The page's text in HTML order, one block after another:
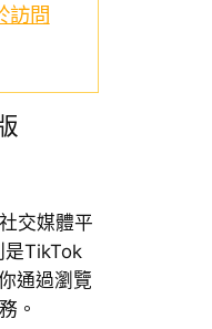
訪問
交媒體平
是TikTok
通過瀏覽
。